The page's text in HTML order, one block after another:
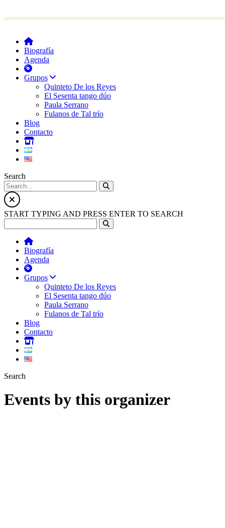
Biografía
Agenda
Grupos
Quinteto De los Reyes
El Sesenta tango dúo
Paula Serrano
Fulanos de Tal trío
Blog
Contacto
Search
START TYPING AND PRESS ENTER TO SEARCH
Biografía
Agenda
Grupos
Quinteto De los Reyes
El Sesenta tango dúo
Paula Serrano
Fulanos de Tal trío
Blog
Contacto
Search
Events by this organizer